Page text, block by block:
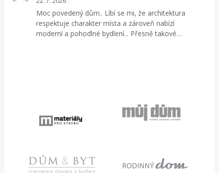
Moc povedený dům.. Líbí se mi, že architektura
respektuje charakter místa a zároveň nabízí
moderní a pohodlné bydlení... Přesně takové…